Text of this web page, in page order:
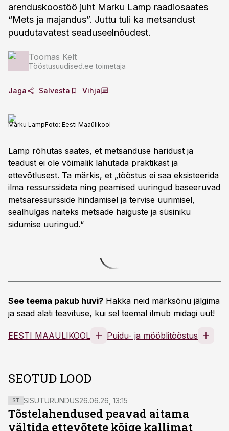
arenduskoostöö juht Marku Lamp raadiosaates
“Mets ja majandus”. Juttu tuli ka metsandust
puudutavatest seaduseelnõudest.
Toomas Kelt
Tööstusuudised.ee toimetaja
Jaga Salvesta Vihja
Marku LampFoto: Eesti Maaülikool
Lamp rõhutas saates, et metsanduse haridust ja
teadust ei ole võimalik lahutada praktikast ja
ettevõtlusest. Ta märkis, et „tööstus ei saa eksisteerida
ilma ressurssideta ning peamised uuringud baseeruvad
metsaressursside hindamisel ja tervise uurimisel,
sealhulgas näiteks metsade haiguste ja süsiniku
sidumise uuringud.“
See teema pakub huvi? Hakka neid märksõnu jälgima
ja saad alati teavituse, kui sel teemal ilmub midagi uut!
EESTI MAAÜLIKOOL Puidu- ja mööblitööstus
SEOTUD LOOD
ST SISUTURUNDUS26.06.26, 13:15
Tõstelahendused peavad aitama
vältida ettevõtete kõige kallimat